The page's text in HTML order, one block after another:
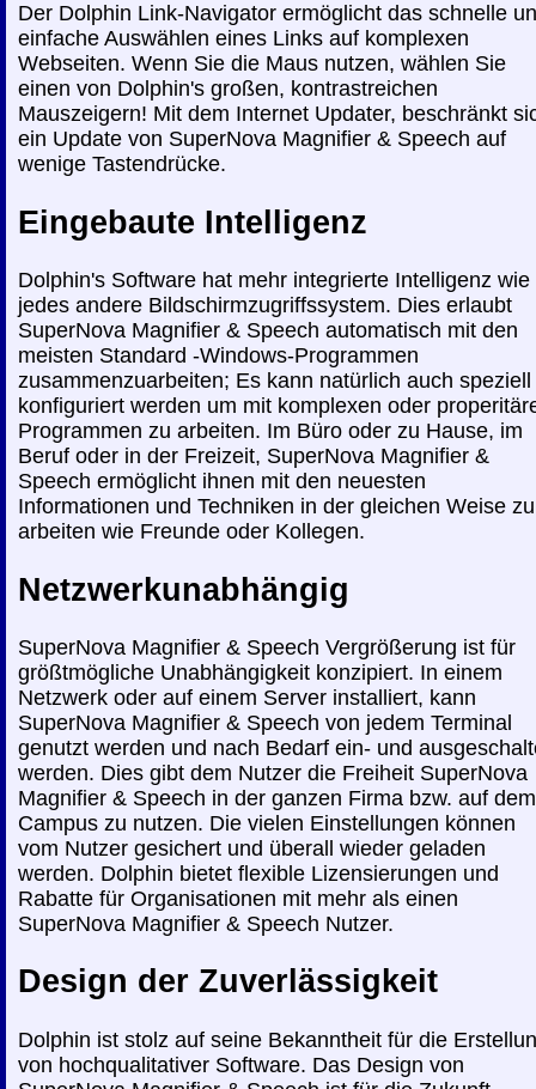
Der Dolphin Link-Navigator ermöglicht das schnelle
einfache Auswählen eines Links auf komplexen
Webseiten. Wenn Sie die Maus nutzen, wählen Sie
einen von Dolphin's großen, kontrastreichen
Mauszeigern! Mit dem Internet Updater, beschränkt
ein Update von SuperNova Magnifier & Speech auf
wenige Tastendrücke.
Eingebaute Intelligenz
Dolphin's Software hat mehr integrierte Intelligenz wie
jedes andere Bildschirmzugriffssystem. Dies erlaubt
SuperNova Magnifier & Speech automatisch mit den
meisten Standard -Windows-Programmen
zusammenzuarbeiten; Es kann natürlich auch speziell
konfiguriert werden um mit komplexen oder
Programmen zu arbeiten. Im Büro oder zu Hause, im
Beruf oder in der Freizeit, SuperNova Magnifier &
Speech ermöglicht ihnen mit den neuesten
Informationen und Techniken in der gleichen Weise zu
arbeiten wie Freunde oder Kollegen.
Netzwerkunabhängig
SuperNova Magnifier & Speech Vergrößerung ist für
größtmögliche Unabhängigkeit konzipiert. In einem
Netzwerk oder auf einem Server installiert, kann
SuperNova Magnifier & Speech von jedem Terminal
genutzt werden und nach Bedarf ein- und
werden. Dies gibt dem Nutzer die Freiheit SuperNova
Magnifier & Speech in der ganzen Firma bzw. auf dem
Campus zu nutzen. Die vielen Einstellungen können
vom Nutzer gesichert und überall wieder geladen
werden. Dolphin bietet flexible Lizensierungen und
Rabatte für Organisationen mit mehr als einen
SuperNova Magnifier & Speech Nutzer.
Design der Zuverlässigkeit
Dolphin ist stolz auf seine Bekanntheit für die
von hochqualitativer Software. Das Design von